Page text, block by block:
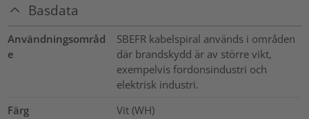
Basdata
Användningsområd
e
SBEFR kabelspiral används i områden
där brandskydd är av större vikt,
exempelvis fordonsindustri och
elektrisk industri.
Färg
Vit (WH)